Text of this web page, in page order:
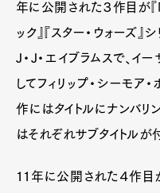
年に公開された３作目が『
ック』『スター・ウォーズ
J・J・エイブラムスで、イ
してフィリップ・シーモア
作にはタイトルにナンバリ
はそれぞれサブタイトルが
11年に公開された４作目